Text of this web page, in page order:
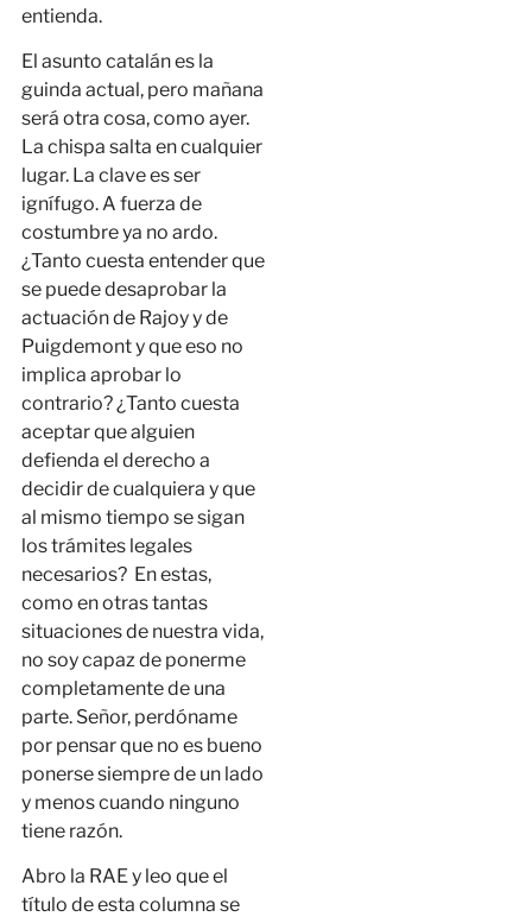
entienda.
El asunto catalán es la
guinda actual, pero mañana
será otra cosa, como ayer.
La chispa salta en cualquier
lugar. La clave es ser
ignífugo. A fuerza de
costumbre ya no ardo.
¿Tanto cuesta entender que
se puede desaprobar la
actuación de Rajoy y de
Puigdemont y que eso no
implica aprobar lo
contrario? ¿Tanto cuesta
aceptar que alguien
defienda el derecho a
decidir de cualquiera y que
al mismo tiempo se sigan
los trámites legales
necesarios? En estas,
como en otras tantas
situaciones de nuestra vida,
no soy capaz de ponerme
completamente de una
parte. Señor, perdóname
por pensar que no es bueno
ponerse siempre de un lado
y menos cuando ninguno
tiene razón.
Abro la RAE y leo que el
título de esta columna se